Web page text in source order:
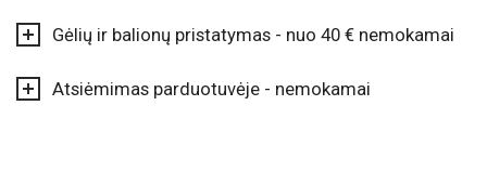
Gėlių ir balionų pristatymas - nuo 40 € nemokamai
Atsiėmimas parduotuvėje - nemokamai